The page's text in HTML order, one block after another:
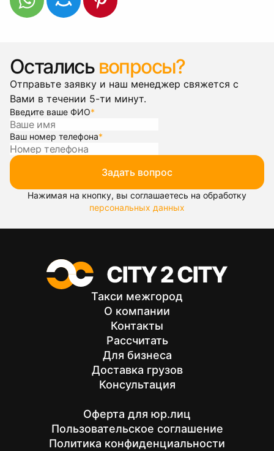
Остались вопросы?
Отправьте заявку и наш менеджер свяжется с
Вами в течении 5-ти минут.
Введите ваше ФИО*
Ваш номер телефона*
Задать вопрос
Нажимая на кнопку, вы соглашаетесь на обработку
персональных данных
Такси межгород
О компании
Контакты
Рассчитать
Для бизнеса
Доставка грузов
Консультация
Оферта для юр.лиц
Пользовательское соглашение
Политика конфиденциальности